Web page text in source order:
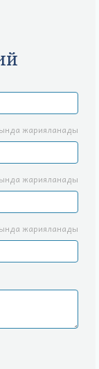
жарияланады
жарияланады
жарияланады